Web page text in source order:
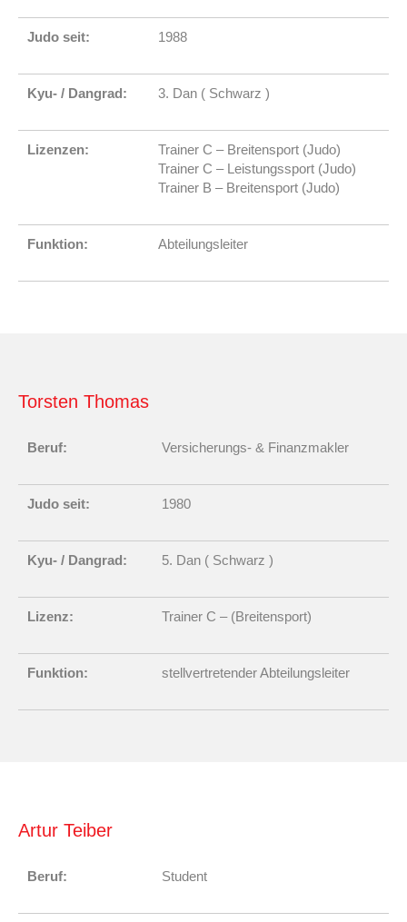
Judo seit: 1988
Kyu- / Dangrad: 3. Dan ( Schwarz )
Lizenzen:
Trainer C – Breitensport (Judo)
Trainer C – Leistungssport (Judo)
Trainer B – Breitensport (Judo)
Funktion: Abteilungsleiter
Torsten Thomas
Beruf: Versicherungs- & Finanzmakler
Judo seit: 1980
Kyu- / Dangrad: 5. Dan ( Schwarz )
Lizenz: Trainer C – (Breitensport)
Funktion: stellvertretender Abteilungsleiter
Artur Teiber
Beruf: Student